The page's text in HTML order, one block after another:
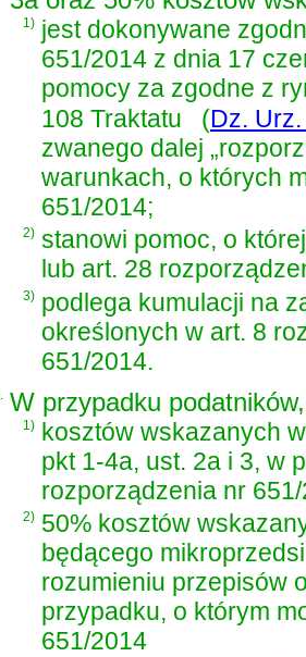
1) jest dokonywane
651/2014 z dnia 17
pomocy za zgodne z
108 Traktatu
(Dz.
zwanego dalej
warunkach, o których
651/2014;
2) stanowi pomoc, o
lub art. 28
3) podlega kumulacji na
określonych w art. 8
651/2014.
W przypadku
1) kosztów wskazanych
pkt 1-4a, ust. 2a i 3, w
rozporządzenia nr
2) 50% kosztów
będącego
rozumieniu przepisów
przypadku, o którym
651/2014